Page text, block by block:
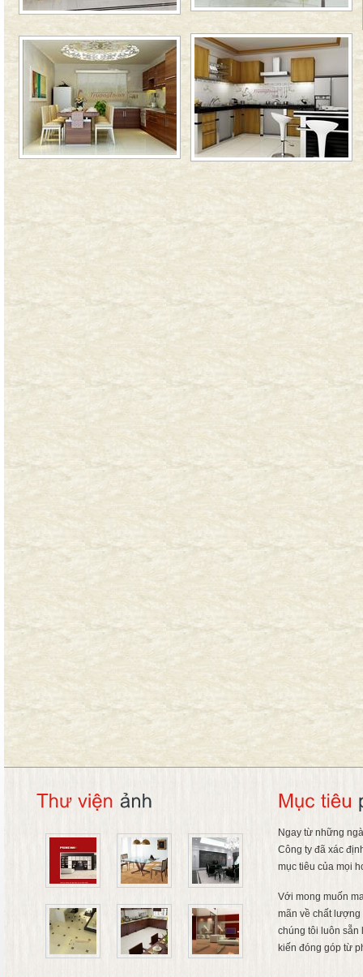
Ngay từ những
Công ty đã xác
mục tiêu của mọi
Với mong muốn
mãn về chất
chúng tôi luôn sẵn
kiến đóng góp từ